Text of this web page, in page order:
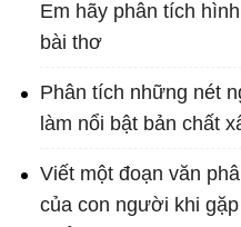
Em hãy phân tích
bài thơ
Phân tích những nét
làm nổi bật bản chất
Viết một đoạn văn
của con người khi